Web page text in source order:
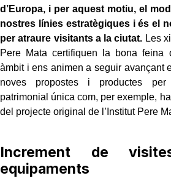
d’Europa, i per aquest motiu, el
nostres línies estratègiques i és el
per atraure visitants a la ciutat. Les
Pere Mata certifiquen la bona feina
àmbit i ens animen a seguir avançant
noves propostes i productes
patrimonial única com, per exemple,
del projecte original de l’Institut Pere
Increment de
equipaments